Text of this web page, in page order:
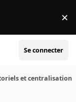
×
Se connecter
et centralisation